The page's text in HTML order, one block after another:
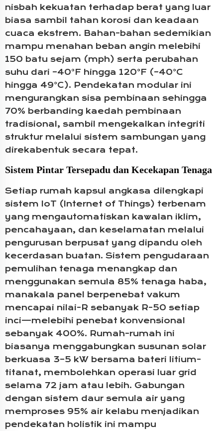
nisbah kekuatan terhadap berat yang luar
biasa sambil tahan korosi dan keadaan
cuaca ekstrem. Bahan-bahan sedemikian
mampu menahan beban angin melebihi
150 batu sejam (mph) serta perubahan
suhu dari –40°F hingga 120°F (–40°C
hingga 49°C). Pendekatan modular ini
mengurangkan sisa pembinaan sehingga
70% berbanding kaedah pembinaan
tradisional, sambil mengekalkan integriti
struktur melalui sistem sambungan yang
direkabentuk secara tepat.
Sistem Pintar Tersepadu dan Kecekapan Tenaga
Setiap rumah kapsul angkasa dilengkapi
sistem IoT (Internet of Things) terbenam
yang mengautomatiskan kawalan iklim,
pencahayaan, dan keselamatan melalui
pengurusan berpusat yang dipandu oleh
kecerdasan buatan. Sistem pengudaraan
pemulihan tenaga menangkap dan
menggunakan semula 85% tenaga haba,
manakala panel berpenebat vakum
mencapai nilai-R sebanyak R-50 setiap
inci—melebihi penebat konvensional
sebanyak 400%. Rumah-rumah ini
biasanya menggabungkan susunan solar
berkuasa 3–5 kW bersama bateri litium-
titanat, membolehkan operasi luar grid
selama 72 jam atau lebih. Gabungan
dengan sistem daur semula air yang
memproses 95% air kelabu menjadikan
pendekatan holistik ini mampu